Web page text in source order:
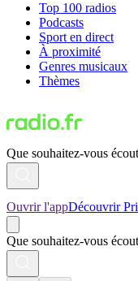
Top 100 radios
Podcasts
Sport en direct
À proximité
Genres musicaux
Thèmes
Que souhaitez-vous
Ouvrir l'appDécouvrir
Que souhaitez-vous